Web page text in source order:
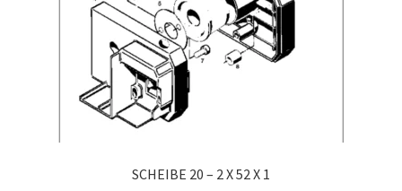
SCHEIBE 20 – 2 X 52 X 1